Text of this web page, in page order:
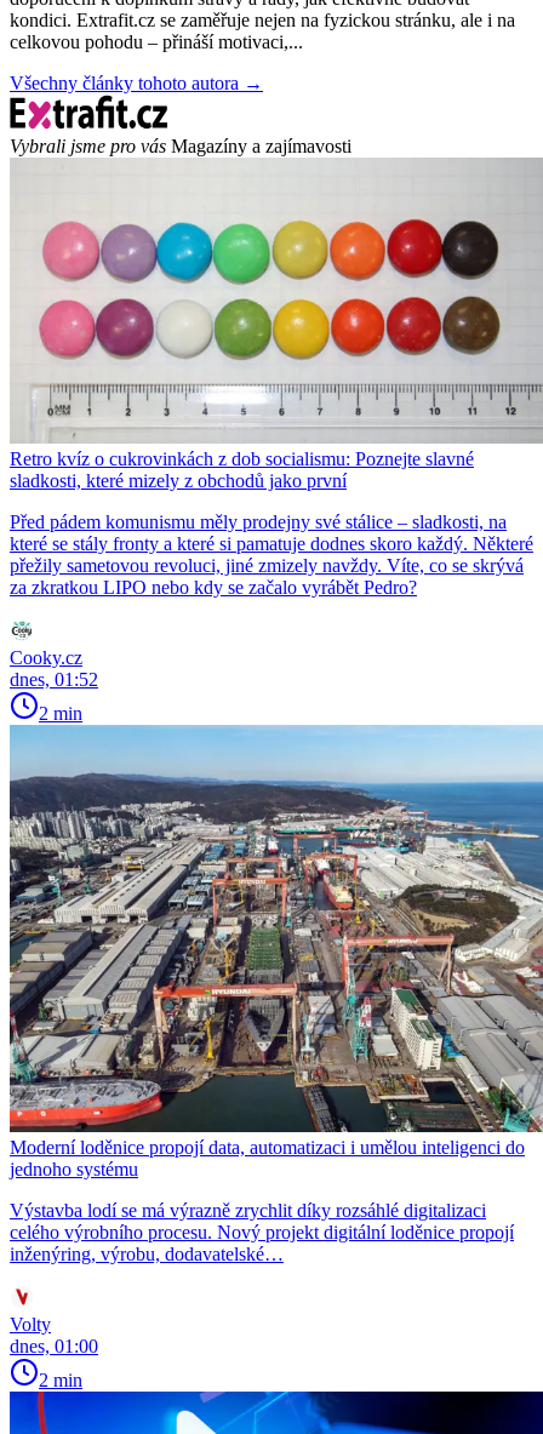
kondici. Extrafit.cz se zaměřuje nejen na fyzickou stránku, ale i na
celkovou pohodu – přináší motivaci,...
Všechny články tohoto autora →
Vybrali jsme pro vás Magazíny a zajímavosti
Retro kvíz o cukrovinkách z dob socialismu: Poznejte slavné
sladkosti, které mizely z obchodů jako první
Před pádem komunismu měly prodejny své stálice – sladkosti, na
které se stály fronty a které si pamatuje dodnes skoro každý. Některé
přežily sametovou revoluci, jiné zmizely navždy. Víte, co se skrývá
za zkratkou LIPO nebo kdy se začalo vyrábět Pedro?
Cooky.cz
dnes, 01:52
2 min
Moderní loděnice propojí data, automatizaci i umělou inteligenci do
jednoho systému
Výstavba lodí se má výrazně zrychlit díky rozsáhlé digitalizaci
celého výrobního procesu. Nový projekt digitální loděnice propojí
inženýring, výrobu, dodavatelské…
Volty
dnes, 01:00
2 min